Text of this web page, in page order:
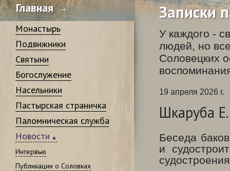
Главная →
Монастырь
Подвижники
Святыни
Богослужение
Насельники
Пастырская страничка
Паломническая служба
Новости
Интервью
Публикации о Соловках
Записки
У каждого -
людей, но
Соловецких
19 апреля 2026 г.
Шкаруба
Беседа
и